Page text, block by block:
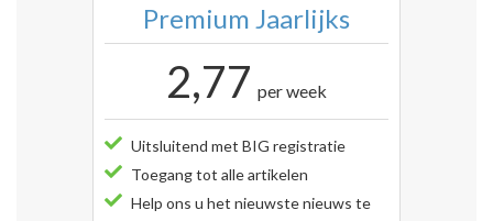
Premium Jaarlijks
2,77 per week
Uitsluitend met BIG registratie
Toegang tot alle artikelen
Help ons u het nieuwste nieuws te